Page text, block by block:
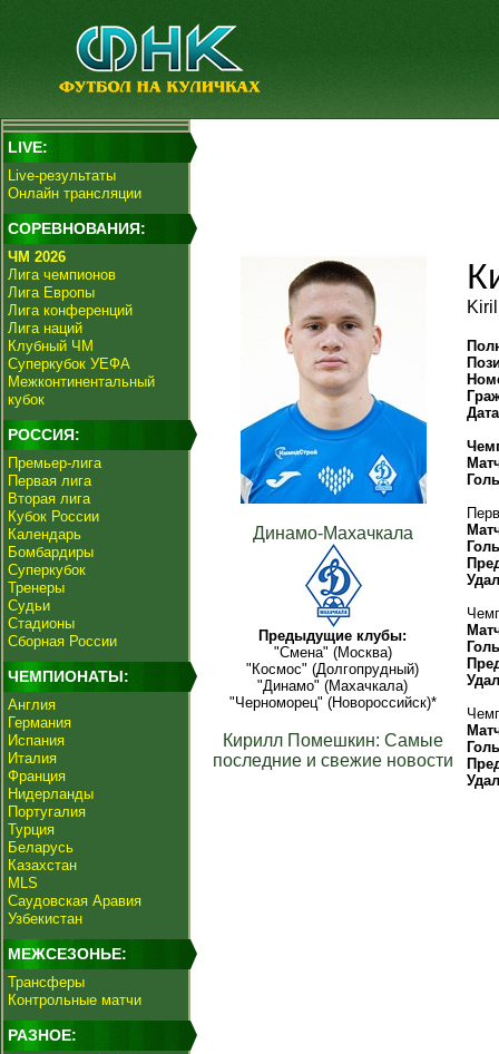
LIVE:
Live-результаты
Онлайн трансляции
СОРЕВНОВАНИЯ:
ЧМ 2026
Лига чемпионов
Лига Европы
Лига конференций
Лига наций
Клубный ЧМ
Суперкубок УЕФА
Межконтинентальный
кубок
РОССИЯ:
Премьер-лига
Первая лига
Вторая лига
Кубок России
Календарь
Бомбардиры
Суперкубок
Тренеры
Судьи
Стадионы
Сборная России
ЧЕМПИОНАТЫ:
Англия
Германия
Испания
Италия
Франция
Нидерланды
Португалия
Турция
Беларусь
Казахстан
MLS
Саудовская Аравия
Узбекистан
МЕЖСЕЗОНЬЕ:
Трансферы
Контрольные матчи
РАЗНОЕ:
Динамо-Махачкала
Предыдущие клубы:
"Смена" (Москва)
"Космос" (Долгопрудный)
"Динамо" (Махачкала)
"Черноморец" (Новороссийск)*
Кирилл Помешкин: Самые
последние и свежие новости